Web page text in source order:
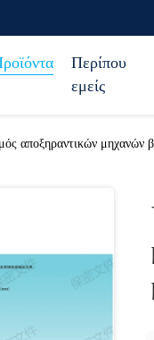
Περίπου
εμείς
αποξηραντικών μηχανών